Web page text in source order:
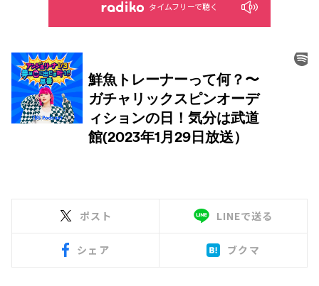
タイムフリーで聴く
ポスト LINEで送る
シェア ブクマ